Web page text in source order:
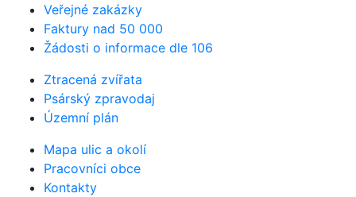
Veřejné zakázky
Faktury nad 50 000
Žádosti o informace dle 106
Ztracená zvířata
Psárský zpravodaj
Územní plán
Mapa ulic a okolí
Pracovníci obce
Kontakty